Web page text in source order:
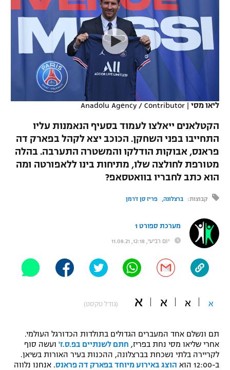
VOD
רץ ברשת
תוצאות
לוח שידורים
ברחבה
"מחצית בשכונה" – פודקאסט
משתתפים וזוכים בפרסים
תקנון משתתפים וזוכים בפרסים
תקנון עבור פעילות אלקטרה
תקנון עבור פעילות ספורט 1 – "מרלן"
גיימינג E-Sports
נבחרת ישראל
מכבי חיפה
בית"ר ירושלים
מכבי תל אביב
הפועל תל אביב
הפועל חיפה
הפועל באר שבע
ליגה ספרדית
ליגה איטלקית
ליגה צרפתית
ליגה הולנדית
ליגה טורקית
ליגה ברזילאית
ליגות נוספות
כדורסל נשים
מכבי תל אביב
הפועל חולון
הפועל ירושלים
דני אבדיה
יורוליג
יורוקאפ
טניס
כדורעף
שחייה
ג'ודו
אגרוף
ספורט אולימפי
UFC
היאבקות WWE
ספורט מוטורי
כדורמים
ליאו מסי |
Anadolu Agency / Contributor
הקטלאנים ייאלצו לעמוד בסעיף הנאמנות עליו
התחייבו בפני השחקן. הכוכב יצא לקהל בפארק דה
פראנס, אבוקות הודלקו והמשטרה התערבה. בהלה
מטורפת לחולצה שלו, מתיחות בינו ללאפורטה ומה
הוא כתב לחבריו בוואטסאפ?
קבוצות: ברצלונה פריז סן ז'רמן
מערכת ספורט 1
יום רביעי, 12:18, 11.08.21
א א א א (גודל טקסט)
תם ונשלם אחד המעברים הגדולים בתולדות הכדורגל העולמי.
אחרי שליאו מסי נחת בפריז, חתם לשנתיים בפ.ס.ז' ועשה סוף
לקריירה בלתי נשכחת בברצלונה, ההכנות בעיר האורות בשיאן.
ב-12:00 הוא
הוצג באירוע מיוחד בפארק דה פראנס. אנחנו נלווה